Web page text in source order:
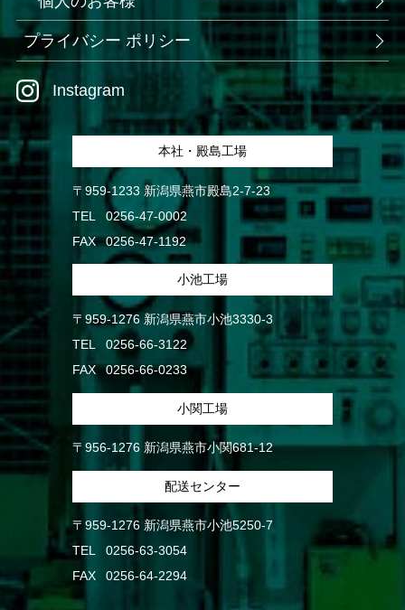
Instagram
プライバシー ポリシー
本社・殿島工場
〒959-1233 新潟県燕市殿島2-7-23
TEL
0256-47-0002
FAX
0256-47-1192
小池工場
〒959-1276 新潟県燕市小池3330-3
TEL
0256-66-3122
FAX
0256-66-0233
小関工場
〒956-1276 新潟県燕市小関681-12
配送センター
〒959-1276 新潟県燕市小池5250-7
TEL
0256-63-3054
FAX
0256-64-2294